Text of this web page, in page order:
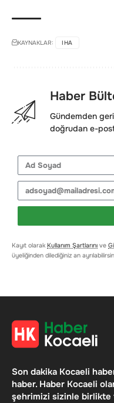
KAYNAKLAR: IHA
Haber
Gündemden
doğrudan e-
Kayıt olarak Kullanım Şartlarını ve
üyeliğinden dilediğiniz an
Son dakika Kocaeli
haber. Haber Kocaeli
şehrimizi sizinle birlikte